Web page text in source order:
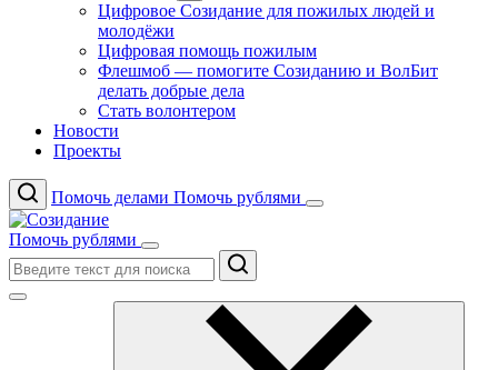
Цифровое Созидание для пожилых людей и
молодёжи
Цифровая помощь пожилым
Флешмоб — помогите Созиданию и ВолБит
делать добрые дела
Стать волонтером
Новости
Проекты
Помочь делами Помочь рублями
Помочь рублями
Поиск